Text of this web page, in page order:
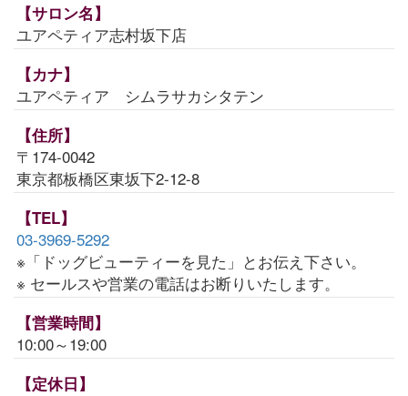
【サロン名】
ユアペティア志村坂下店
【カナ】
ユアペティア シムラサカシタテン
【住所】
〒174-0042
東京都板橋区東坂下2-12-8
【TEL】
03-3969-5292
※「ドッグビューティーを見た」とお伝え下さい。
※ セールスや営業の電話はお断りいたします。
【営業時間】
10:00～19:00
【定休日】